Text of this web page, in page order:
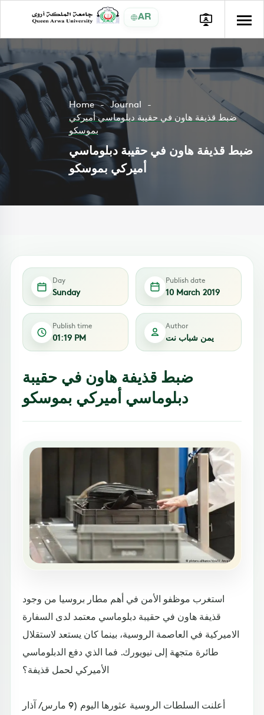
AR
Home
Journal
ضبط قذيفة هاون في حقيبة دبلوماسي أميركي
بموسكو
ضبط قذيفة هاون في حقيبة دبلوماسي
أميركي بموسكو
Day
Sunday
Publish date
10 March 2019
Publish time
01:19 PM
Author
يمن شباب نت
ضبط قذيفة هاون في حقيبة
دبلوماسي أميركي بموسكو
استغرب موظفو الأمن في أهم مطار بروسيا من وجود
قذيفة هاون في حقيبة دبلوماسي معتمد لدى السفارة
الاميركية في العاصمة الروسية، بينما كان يستعد لاستقلال
طائرة متجهة إلى نيويورك. فما الذي دفع الدبلوماسي
الأميركي لحمل قذيفة؟
أعلنت السلطات الروسية عثورها اليوم (9 مارس/ آذار